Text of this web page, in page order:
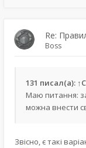
Re:
Boss
131 писал(а): ↑
Маю питання:
можна внести
Звісно, є такі